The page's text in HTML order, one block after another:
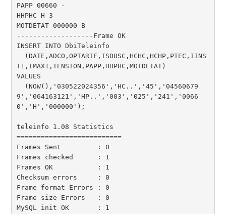
PAPP 00660 -
HHPHC H 3
MOTDETAT 000000 B
-------------------Frame OK
INSERT INTO DbiTeleinfo
T1,IMAX1,TENSION,PAPP,HHPHC,MOTDETAT)
VALUES
9','064163121','HP..','003','025','241','0066
0','H','000000');
teleinfo 1.08 Statistics
==========================
Frames Sent         : 0
Frames checked      : 1
Frames OK           : 1
Checksum errors     : 0
Frame format Errors : 0
Frame size Errors   : 0
MySQL init OK       : 1